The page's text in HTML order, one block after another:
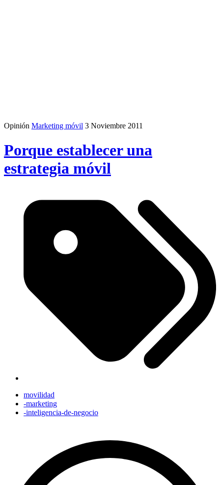
Opinión Marketing móvil 3 Noviembre 2011
Porque establecer una
estrategia móvil
movilidad
-marketing
-inteligencia-de-negocio